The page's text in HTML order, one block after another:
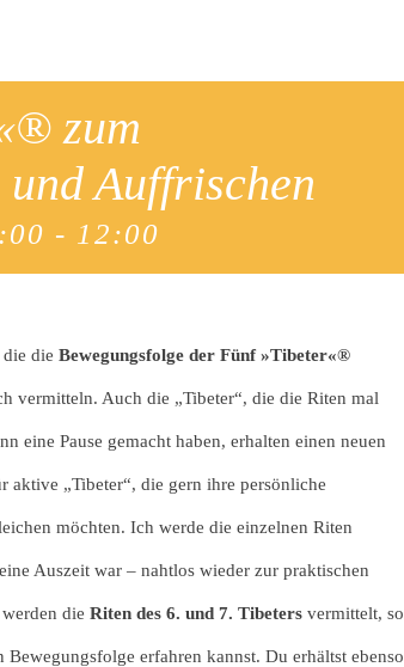
zum
Auffrischen
- 12:00
die Bewegungsfolge der Fünf »Tibeter«®
vermitteln. Auch die „Tibeter“, die die Riten mal
eine Pause gemacht haben, erhalten einen neuen
aktive „Tibeter“, die gern ihre persönliche
möchten. Ich werde die einzelnen Riten
Auszeit war – nahtlos wieder zur praktischen
die Riten des 6. und 7. Tibeters vermittelt, so
erfahren kannst. Du erhältst ebenso